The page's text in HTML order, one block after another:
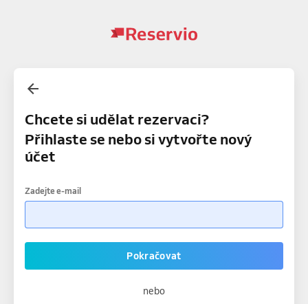
Chcete si udělat rezervaci?
Přihlaste se nebo si vytvořte nový
účet
Zadejte e-mail
Pokračovat
nebo